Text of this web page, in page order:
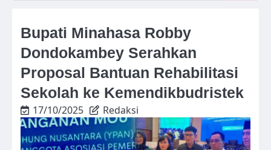
Bupati Minahasa Robby
Dondokambey Serahkan
Proposal Bantuan Rehabilitasi
Sekolah ke Kemendikbudristek
17/10/2025 Redaksi